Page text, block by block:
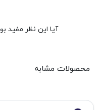
آیا این نظر مفید
محصولات مشابه